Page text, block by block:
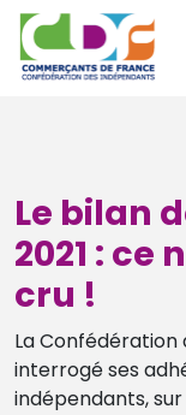
Le bilan
2021 : ce
cru !
La
interrogé ses
indépendants,